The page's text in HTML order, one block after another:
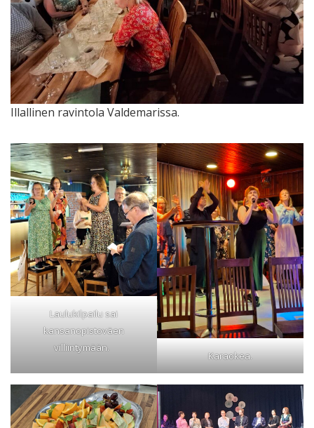
Illallinen ravintola Valdemarissa.
Laulukilpailu sai
kansanopistoväen
villiintymään.
Karaokea.